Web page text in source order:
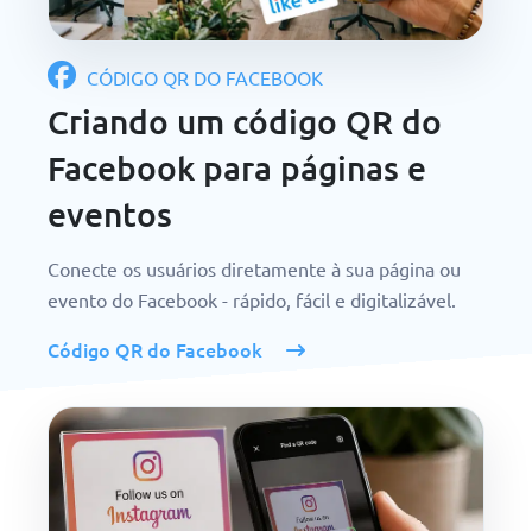
CÓDIGO QR DO FACEBOOK
Criando um código QR do
Facebook para páginas e
eventos
Conecte os usuários diretamente à sua página ou
evento do Facebook - rápido, fácil e digitalizável.
Código QR do Facebook